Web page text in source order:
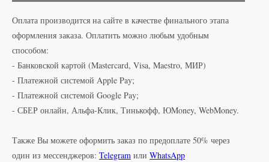
Оплата производится на сайте в качестве финального этапа
оформления заказа. Оплатить можно любым удобным
способом:
- Банковской картой (Mastercard, Visa, Maestro, МИР)
- Платежной системой Apple Pay;
- Платежной системой Google Pay;
- СБЕР онлайн, Альфа-Клик, Тинькофф, ЮMoney, WebMoney.
Также Вы можете оформить заказ по предоплате 50% через
один из мессенджеров: Telegram или WhatsApp